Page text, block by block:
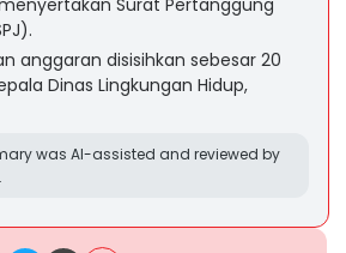
Surat Pertanggung
anggaran disisihkan sebesar 20
Dinas Lingkungan Hidup,
was AI-assisted and reviewed by